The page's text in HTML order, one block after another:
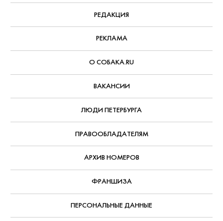
РЕДАКЦИЯ
РЕКЛАМА
ВАКАНСИИ
ЛЮДИ ПЕТЕРБУРГА
ПРАВООБЛАДАТЕЛЯМ
ПЕРСОНАЛЬНЫЕ ДАННЫЕ